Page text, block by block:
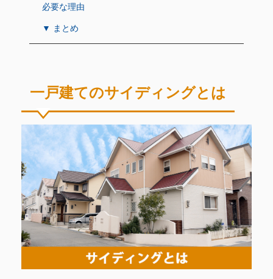
必要な理由
▼ まとめ
一戸建てのサイディングとは